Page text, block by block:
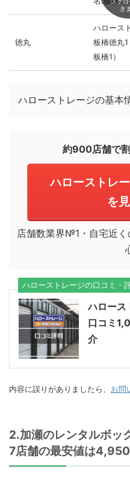
徳丸
ハロース
板橋徳丸
板橋1）
き
ハローストレージの基本
約900店舗で
ハローストレ
を
店舗数業界№1・自宅近
ハロース
口コミ
介
ハローストレージの口コミ・
内容に誤りがありましたら、 お問
2.加瀬のレンタルボッ
7店舗の最安値は